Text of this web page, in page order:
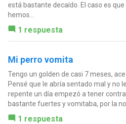
está bastante decaído. El caso es
hemos...
1 respuesta
Mi perro vomita
Tengo un golden de casi 7 meses,
Pensé que le abría sentado mal y no
repente un día empezó a tener
bastante fuertes y vomitaba, por la
1 respuesta